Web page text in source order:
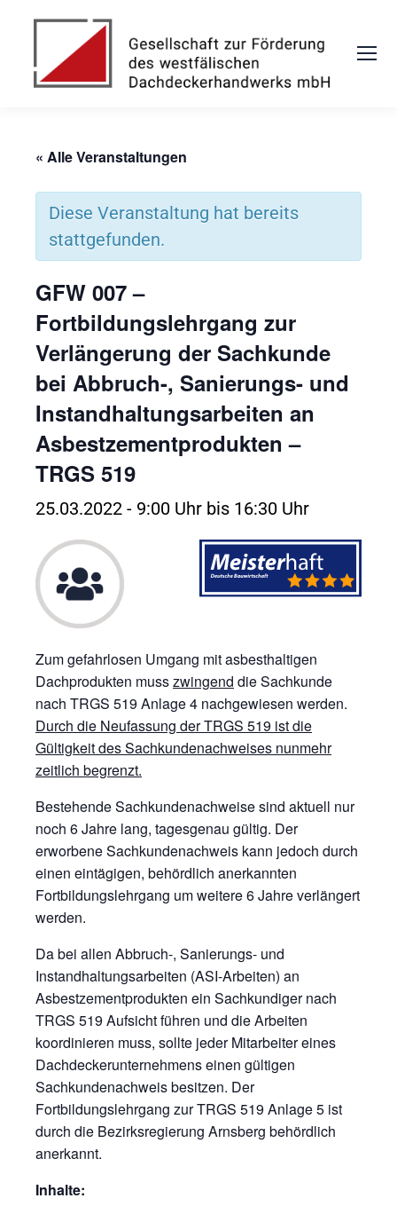
« Alle Veranstaltungen
Diese Veranstaltung hat bereits
stattgefunden.
GFW 007 –
Fortbildungslehrgang zur
Verlängerung der Sachkunde
bei Abbruch-, Sanierungs- und
Instandhaltungsarbeiten an
Asbestzementprodukten –
TRGS 519
25.03.2022 - 9:00 Uhr bis 16:30 Uhr
Zum gefahrlosen Umgang mit asbesthaltigen
Dachprodukten musszwingend die Sachkunde
nach TRGS 519 Anlage 4 nachgewiesen werden.
Durch die Neufassung der TRGS 519 ist die
Gültigkeit des Sachkundenachweises nunmehr
zeitlich begrenzt.
Bestehende Sachkundenachweise sind aktuell nur
noch 6 Jahre lang, tagesgenau gültig. Der
erworbene Sachkundenachweis kann jedoch durch
einen eintägigen, behördlich anerkannten
Fortbildungslehrgang um weitere 6 Jahre verlängert
werden.
Da bei allen Abbruch-, Sanierungs- und
Instandhaltungsarbeiten (ASI-Arbeiten) an
Asbestzementprodukten ein Sachkundiger nach
TRGS 519 Aufsicht führen und die Arbeiten
koordinieren muss, sollte jeder Mitarbeiter eines
Dachdeckerunternehmens einen gültigen
Sachkundenachweis besitzen. Der
Fortbildungslehrgang zur TRGS 519 Anlage 5 ist
durch die Bezirksregierung Arnsberg behördlich
anerkannt.
Inhalte: